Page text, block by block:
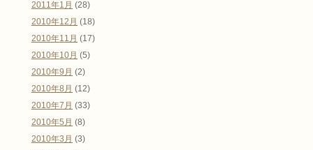
2011年1月 (28)
2010年12月 (18)
2010年11月 (17)
2010年10月 (5)
2010年9月 (2)
2010年8月 (12)
2010年7月 (33)
2010年5月 (8)
2010年3月 (3)